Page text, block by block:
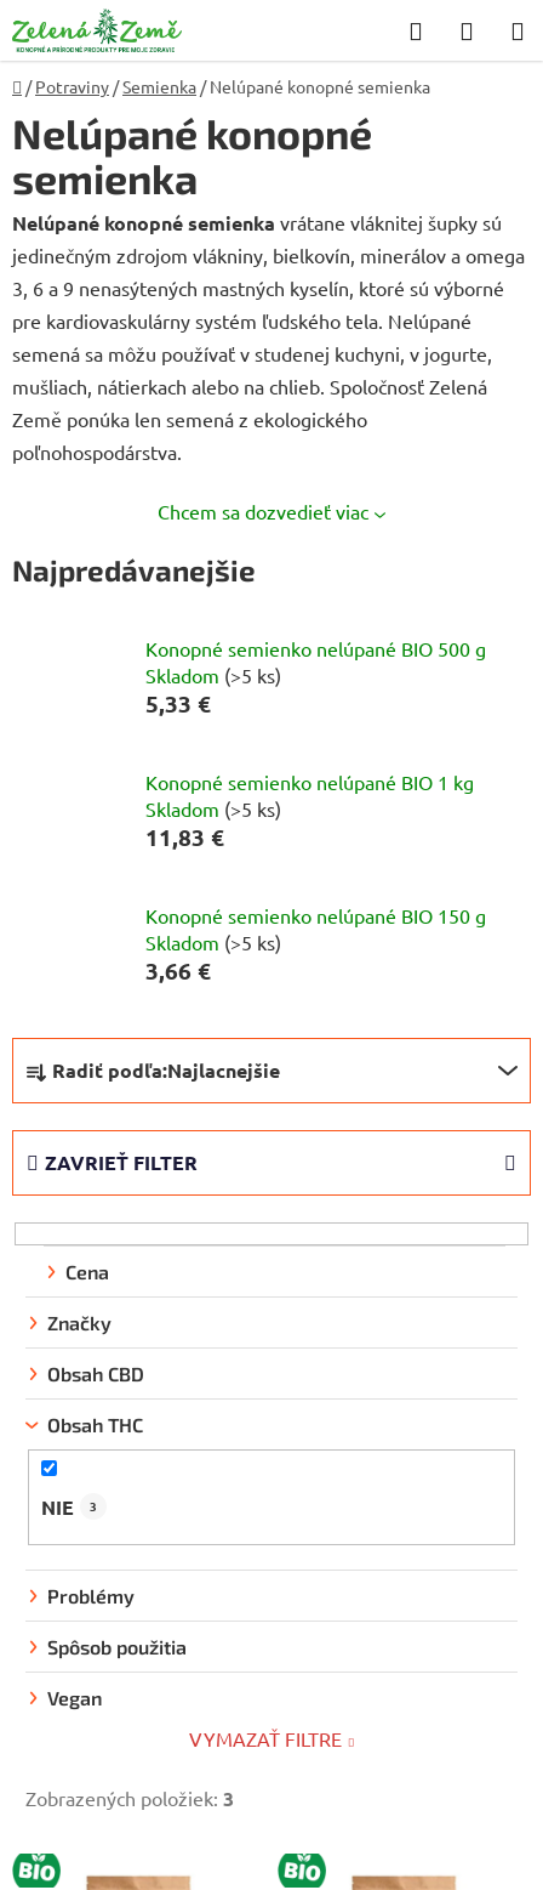
na
obsah
Hľadať
KOŠÍK
Domov
/ Potraviny /Semienka / Nelúpané konopné semienka
Nelúpané konopné
semienka
Nelúpané konopné semienka vrátane vláknitej šupky sú
jedinečným zdrojom vlákniny, bielkovín, minerálov a omega
3, 6 a 9 nenasýtených mastných kyselín, ktoré sú výborné
pre kardiovaskulárny systém ľudského tela. Nelúpané
semená sa môžu používať v studenej kuchyni, v jogurte,
mušliach, nátierkach alebo na chlieb. Spoločnosť Zelená
Země ponúka len semená z ekologického
poľnohospodárstva.
Chcem sa dozvedieť viac
Najpredávanejšie
Konopné semienko nelúpané BIO 500 g
Skladom (>5 ks)
5,33 €
Konopné semienko nelúpané BIO 1 kg
Skladom (>5 ks)
11,83 €
Konopné semienko nelúpané BIO 150 g
Skladom (>5 ks)
3,66 €
a
d
e
u
k
Radiť podľa:Najlacnejšie
ZAVRIEŤ FILTER
Cena
Značky
Obsah CBD
Obsah THC
NIE 3
Problémy
Spôsob použitia
Vegan
VYMAZAŤ FILTRE
Zobrazených položiek: 3
VBIO BIO